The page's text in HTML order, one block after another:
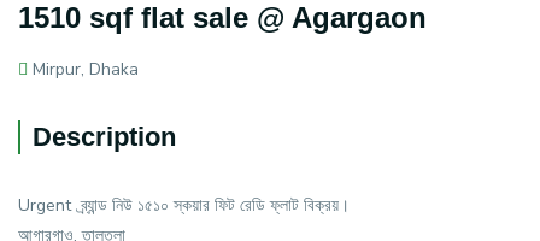
1510 sqf flat sale @ Agargaon
Mirpur, Dhaka
Description
Urgent ব্র্যান্ড নিউ ১৫১০ স্কয়ার ফিট রেডি ফ্লাট বিক্রয়।
আগারগাও, তালতলা